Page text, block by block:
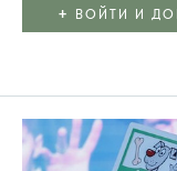
+ ВОЙТИ И